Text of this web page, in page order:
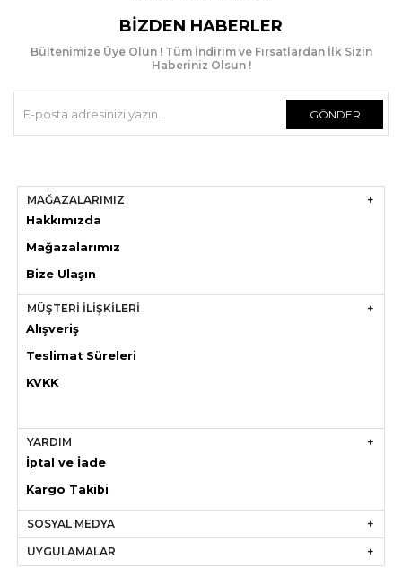
BIZDEN HABERLER
Bültenimize Üye Olun ! Tüm İndirim ve Fırsatlardan İlk Sizin
Haberiniz Olsun !
GÖNDER
MAĞAZALARIMIZ
Hakkımızda
Mağazalarımız
Bize Ulaşın
MÜŞTERİ İLİŞKİLERİ
Alışveriş
Teslimat Süreleri
KVKK
YARDIM
İptal ve İade
Kargo Takibi
SOSYAL MEDYA
UYGULAMALAR